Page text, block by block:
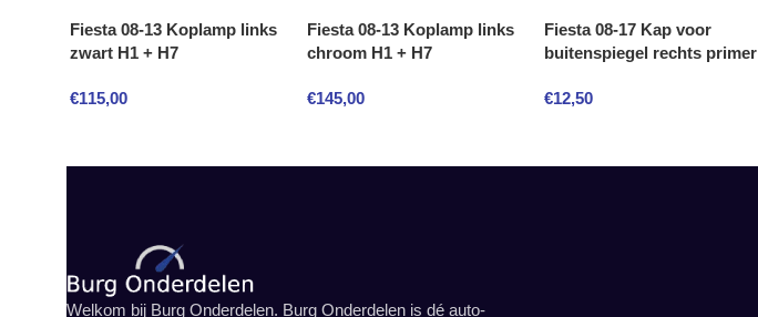
Fiesta 08-13 Koplamp links
zwart H1 + H7
€115,00
Fiesta 08-13 Koplamp links
chroom H1 + H7
€145,00
Fiesta 08-17 Kap voor
buitenspiegel rechts primer
€12,50
Welkom bij Burg Onderdelen. Burg Onderdelen is dé auto-